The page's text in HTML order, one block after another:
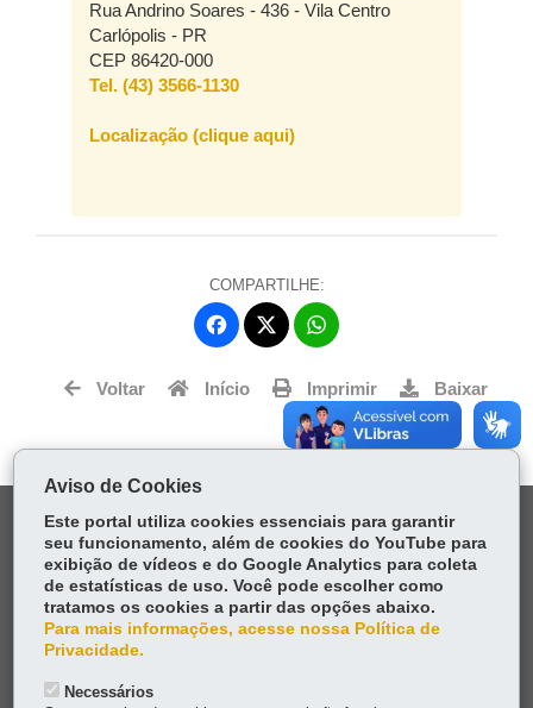
Rua Andrino Soares - 436 - Vila Centro
Carlópolis - PR
CEP 86420-000
Tel. (43) 3566-1130
Localização (clique aqui)
COMPARTILHE:
Fa
ce
bo
itt
er
ts
Ap
p
Voltar Início Imprimir Baixar
MAPA DO SITE
DENUNCIE CORRUPÇÃO
OUVIDORIA
TRANSPARÊNCIA INSTITUCIONAL
Aviso de Cookies
Este portal utiliza cookies essenciais para garantir
seu funcionamento, além de cookies do YouTube para
exibição de vídeos e do Google Analytics para coleta
de estatísticas de uso. Você pode escolher como
tratamos os cookies a partir das opções abaixo.
Para mais informações, acesse nossa Política de
Privacidade.
Necessários